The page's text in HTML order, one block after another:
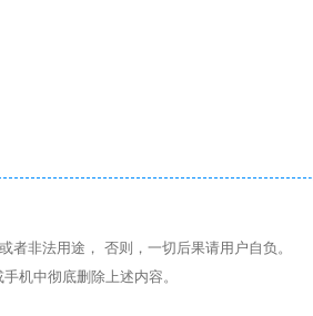
非法用途， 否则，一切后果请用户自负。
机中彻底删除上述内容。